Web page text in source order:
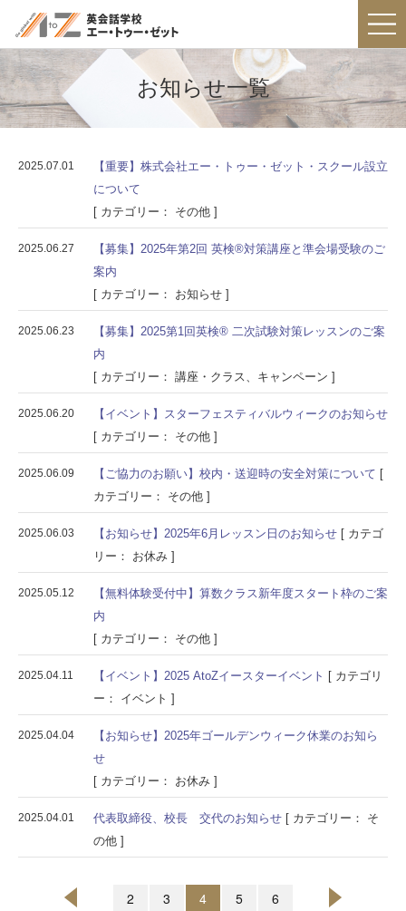
お知らせ一覧
2025.07.01
【重要】株式会社エー・トゥー・ゼット・スクール設立
について
[ カテゴリー： その他 ]
2025.06.27
【募集】2025年第2回 英検®対策講座と準会場受験のご
案内
[ カテゴリー： お知らせ ]
2025.06.23
【募集】2025第1回英検® 二次試験対策レッスンのご案
内
[ カテゴリー： 講座・クラス、キャンペーン ]
2025.06.20
【イベント】スターフェスティバルウィークのお知らせ
[ カテゴリー： その他 ]
2025.06.09 【ご協力のお願い】校内・送迎時の安全対策について [
カテゴリー： その他 ]
2025.06.03 【お知らせ】2025年6月レッスン日のお知らせ [ カテゴ
リー： お休み ]
2025.05.12
【無料体験受付中】算数クラス新年度スタート枠のご案
内
[ カテゴリー： その他 ]
2025.04.11 【イベント】2025 AtoZイースターイベント [ カテゴリ
ー： イベント ]
2025.04.04
【お知らせ】2025年ゴールデンウィーク休業のお知ら
せ
[ カテゴリー： お休み ]
2025.04.01 代表取締役、校長 交代のお知らせ [ カテゴリー： そ
の他 ]
2 3 4 5 6